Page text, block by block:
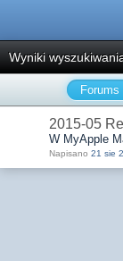
Wyniki
Forums
2015-05
W MyApple
Napisano 21 sie